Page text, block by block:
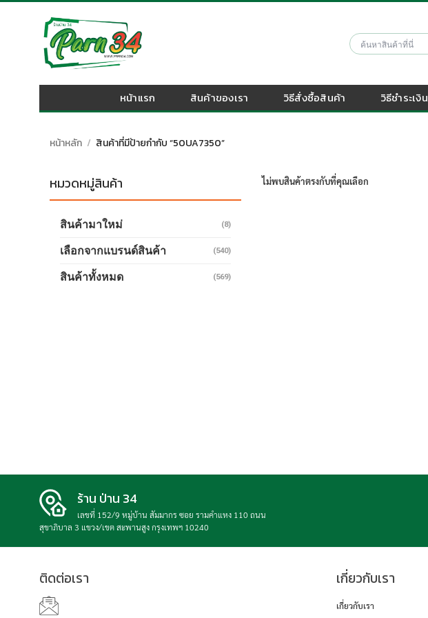
หน้าแรก สินค้าของเรา วิธีสั่งซื้อสินค้า วิธีชำระเงิน
หน้าหลัก / สินค้าที่มีป้ายกำกับ “50UA7350”
หมวดหมู่สินค้า
สินค้ามาใหม่ (8)
เลือกจากแบรนด์สินค้า (540)
สินค้าทั้งหมด (569)
ไม่พบสินค้าตรงกับที่คุณเลือก
ร้าน ป่าน 34
เลขที่ 152/9 หมู่บ้าน สัมมากร ซอย รามคำแหง 110 ถนน
สุขาภิบาล 3 แขวง/เขต สะพานสูง กรุงเทพฯ 10240
ติดต่อเรา เกี่ยวกับเรา
เกี่ยวกับเรา